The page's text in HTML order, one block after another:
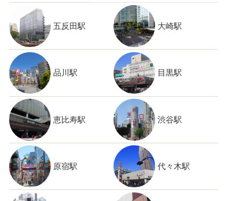
五反田駅 大崎駅
品川駅 目黒駅
恵比寿駅 渋谷駅
原宿駅 代々木駅